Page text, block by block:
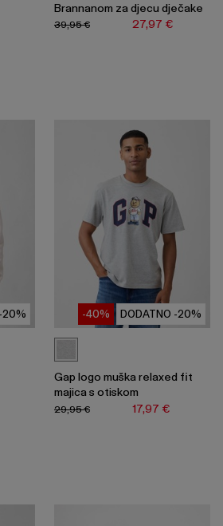
Brannanom za djecu dječake
27,97 €
39,95 €
20% DODATNO -20%
-40%
Gap logo muška relaxed fit
majica s otiskom
17,97 €
29,95 €